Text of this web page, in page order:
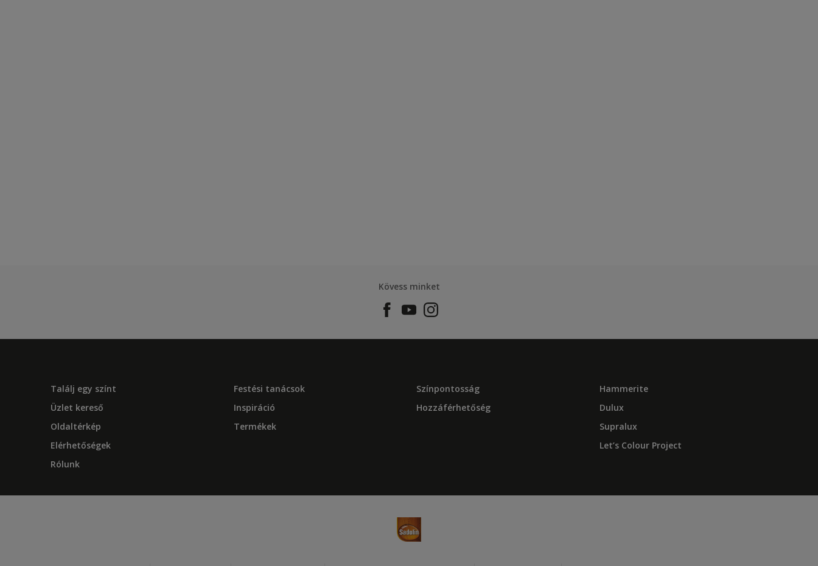
Kövess minket
Találj egy színt
Üzlet kereső
Oldaltérkép
Elérhetőségek
Rólunk
Festési tanácsok
Inspiráció
Termékek
Színpontosság
Hozzáférhetőség
Hammerite
Dulux
Supralux
Let’s Colour Project